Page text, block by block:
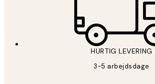
HURTIG LEVERING
3-5 arbejdsdage